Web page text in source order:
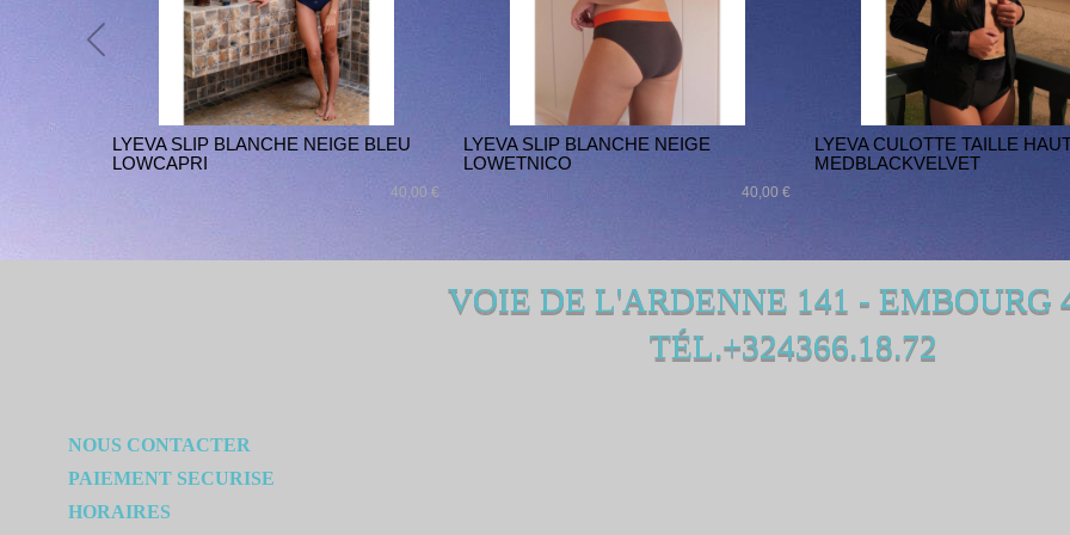
LYEVA SLIP BLANCHE NEIGE BLEU
LOWCAPRI
40,00 €
LYEVA SLIP BLANCHE NEIGE
LOWETNICO
40,00 €
LYEVA CULOTTE TAILLE
MEDBLACKVELVET
VOIE DE L'ARDENNE 141 - EMBOURG
TÉL.+324366.18.72
NOUS CONTACTER
PAIEMENT SECURISE
HORAIRES